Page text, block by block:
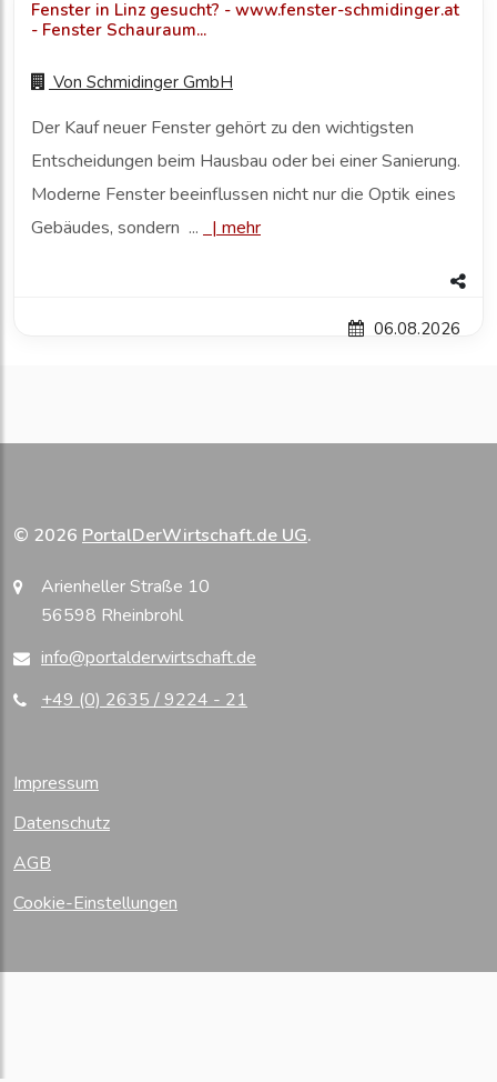
Fenster in Linz gesucht? - www.fenster-schmidinger.at
- Fenster Schauraum...
Von Schmidinger GmbH
Der Kauf neuer Fenster gehört zu den wichtigsten
Entscheidungen beim Hausbau oder bei einer Sanierung.
Moderne Fenster beeinflussen nicht nur die Optik eines
Gebäudes, sondern ...
| mehr
06.08.2026
© 2026 PortalDerWirtschaft.de UG.
Arienheller Straße 10
56598 Rheinbrohl
info@portalderwirtschaft.de
+49 (0) 2635 / 9224 - 21
Impressum
Datenschutz
AGB
Cookie-Einstellungen